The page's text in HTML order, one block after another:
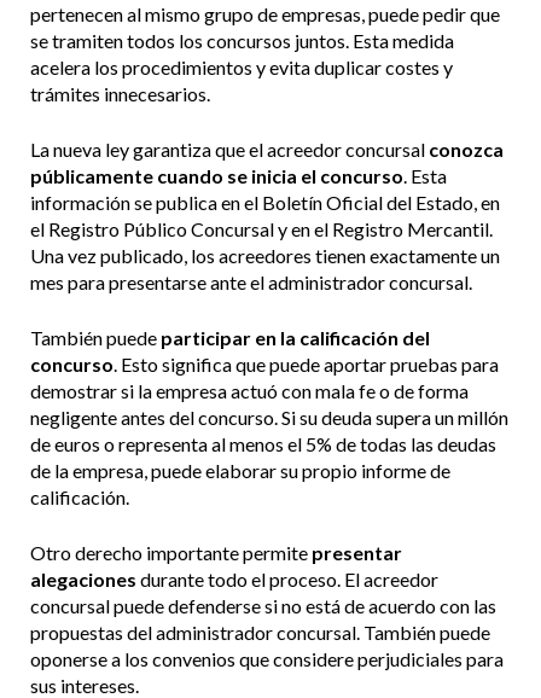
pertenecen al mismo grupo de empresas, puede pedir que
se tramiten todos los concursos juntos. Esta medida
acelera los procedimientos y evita duplicar costes y
trámites innecesarios.
La nueva ley garantiza que el acreedor concursal conozca
públicamente cuando se inicia el concurso. Esta
información se publica en el Boletín Oficial del Estado, en
el Registro Público Concursal y en el Registro Mercantil.
Una vez publicado, los acreedores tienen exactamente un
mes para presentarse ante el administrador concursal.
También puede participar en la calificación del
concurso. Esto significa que puede aportar pruebas para
demostrar si la empresa actuó con mala fe o de forma
negligente antes del concurso. Si su deuda supera un millón
de euros o representa al menos el 5% de todas las deudas
de la empresa, puede elaborar su propio informe de
calificación.
Otro derecho importante permite presentar
alegaciones durante todo el proceso. El acreedor
concursal puede defenderse si no está de acuerdo con las
propuestas del administrador concursal. También puede
oponerse a los convenios que considere perjudiciales para
sus intereses.